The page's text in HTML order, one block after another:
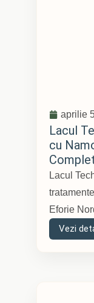
aprilie
Lacul
cu
Lacul
Eforie
Vezi